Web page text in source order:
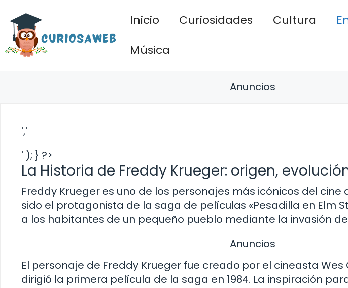
contenido
Inicio Curiosidades Cultura
Música
Anuncios
','
' ); } ?>
La Historia de Freddy Krueger: origen,
Freddy Krueger es uno de los personajes más icónicos del cine
sido el protagonista de la saga de películas «Pesadilla en Elm
a los habitantes de un pequeño pueblo mediante la invasión de
Anuncios
El personaje de Freddy Krueger fue creado por el cineasta Wes
dirigió la primera película de la saga en 1984. La inspiración